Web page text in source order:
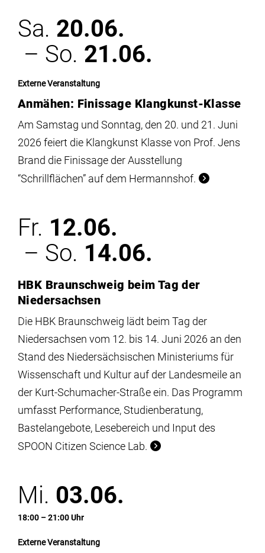
Sa. 20.06.
– So. 21.06.
Externe Veranstaltung
Anmähen: Finissage Klangkunst-Klasse
Am Samstag und Sonntag, den 20. und 21. Juni
2026 feiert die Klangkunst Klasse von Prof. Jens
Brand die Finissage der Ausstellung
“Schrillflächen” auf dem Hermannshof.
Fr. 12.06.
– So. 14.06.
HBK Braunschweig beim Tag der
Niedersachsen
Die HBK Braunschweig lädt beim Tag der
Niedersachsen vom 12. bis 14. Juni 2026 an den
Stand des Niedersächsischen Ministeriums für
Wissenschaft und Kultur auf der Landesmeile an
der Kurt-Schumacher-Straße ein. Das Programm
umfasst Performance, Studienberatung,
Bastelangebote, Lesebereich und Input des
SPOON Citizen Science Lab.
Mi. 03.06.
18:00 – 21:00 Uhr
Externe Veranstaltung